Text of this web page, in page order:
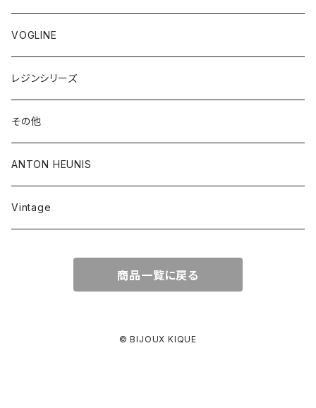
VOGLINE
レジンシリーズ
その他
ANTON HEUNIS
Vintage
商品一覧に戻る
© BIJOUX KIQUE